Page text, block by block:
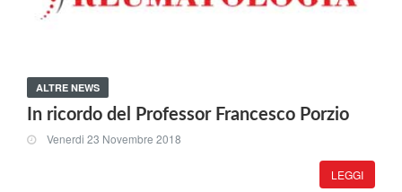
ALTRE NEWS
In ricordo del Professor Francesco Porzio
Venerdi 23 Novembre 2018
LEGGI